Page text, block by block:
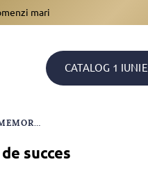
mari
CATALOG 1 IUNIE
CADOURI PENTRU ANGAJATI: IDEI MEMORABILE DE CADOURI PENTRU COMPANII DE SUCCES
succes